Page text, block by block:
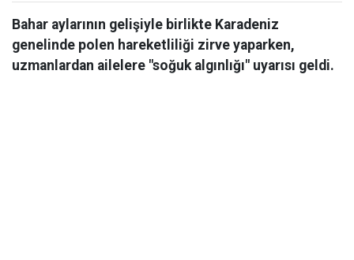
Bahar aylarının gelişiyle birlikte Karadeniz
genelinde polen hareketliliği zirve yaparken,
uzmanlardan ailelere "soğuk algınlığı" uyarısı geldi.